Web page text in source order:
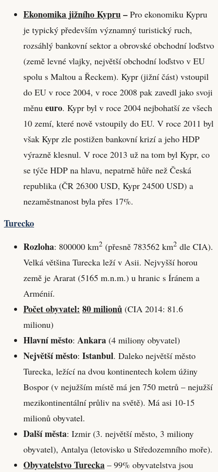
Ekonomika jižního Kypru– Pro ekonomiku Kypru
je typický především významný turistický ruch,
rozsáhlý bankovní sektor a obrovské obchodní loďstvo
(země levné vlajky, největší obchodní loďstvo v EU
spolu s Maltou a Řeckem). Kypr (jižní část) vstoupil
do EU v roce 2004, v roce 2008 pak zavedl jako svoji
měnu euro. Kypr byl v roce 2004 nejbohatší ze všech
10 zemí, které nově vstoupily do EU. V roce 2011 byl
však Kypr zle postižen bankovní krizí a jeho HDP
výrazně klesnul. V roce 2013 už na tom byl Kypr, co
se týče HDP na hlavu, nepatrně hůře než Česká
republika (ČR 26300 USD, Kypr 24500 USD) a
nezaměstnanost byla přes 17%.
Turecko
Rozloha: 800000 km2 (přesně 783562 km2 dle CIA).
Velká většina Turecka leží v Asii. Nejvyšší horou
země je Ararat (5165 m.n.m.) u hranic s Íránem a
Arménií.
Počet obyvatel: 80 milionů (CIA 2014: 81.6
milionu)
Hlavní město: Ankara (4 miliony obyvatel)
Největší město: Istanbul. Daleko největší město
Turecka, ležící na dvou kontinentech kolem úžiny
Bospor (v nejužším místě má jen 750 metrů – nejužší
mezikontinentální průliv na světě). Má asi 10-15
milionů obyvatel.
Další města: Izmir (3. největší město, 3 miliony
obyvatel), Antalya (letovisko u Středozemního moře).
Obyvatelstvo Turecka – 99% obyvatelstva jsou